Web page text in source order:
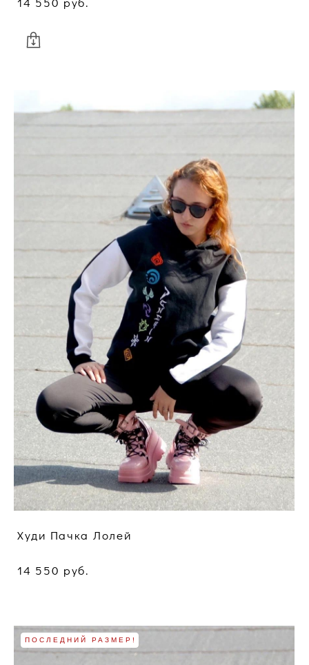
Худи Пачка Лолей
14 550 pуб.
ПОСЛЕДНИЙ РАЗМЕР!